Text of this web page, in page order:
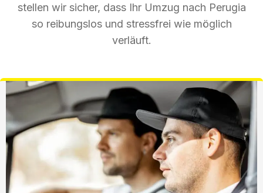
stellen wir sicher, dass Ihr Umzug nach Perugia
so reibungslos und stressfrei wie möglich
verläuft.